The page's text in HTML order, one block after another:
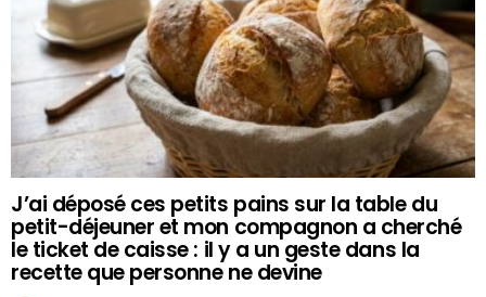
J’ai déposé ces petits pains sur la table du
petit-déjeuner et mon compagnon a cherché
le ticket de caisse : il y a un geste dans la
recette que personne ne devine